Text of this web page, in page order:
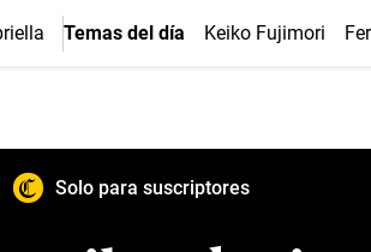
Temas del día Keiko Fujimori
Solo para suscriptores